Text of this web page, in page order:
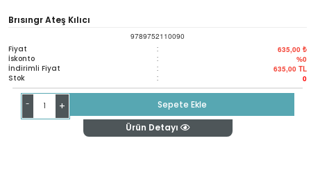
Brısıngr Ateş Kılıcı
9789752110090
Fiyat : 635,00 ₺
İskonto : %0
İndirimli Fiyat : 635,00 TL
Stok : 0
- +
Sepete Ekle
Ürün Detayı